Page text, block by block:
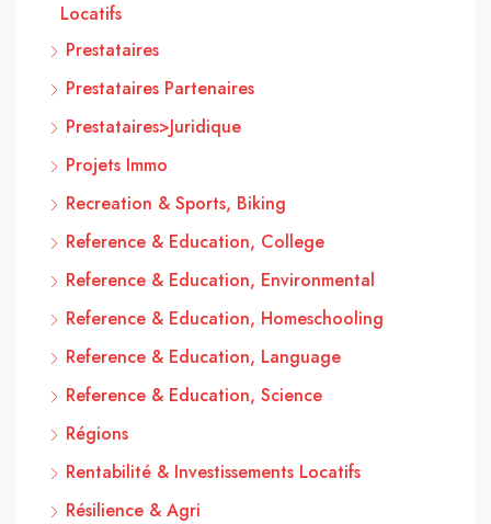
Locatifs
Prestataires
Prestataires Partenaires
Prestataires>Juridique
Projets Immo
Recreation & Sports, Biking
Reference & Education, College
Reference & Education, Environmental
Reference & Education, Homeschooling
Reference & Education, Language
Reference & Education, Science
Régions
Rentabilité & Investissements Locatifs
Résilience & Agri